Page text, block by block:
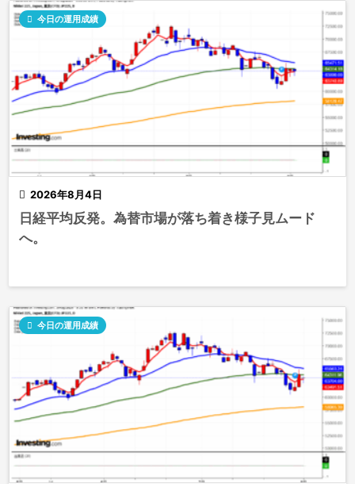
 2026年8月4日
 今日の運用成績
日経平均反発。為替市場が落ち着き様子見ムード
へ。
 今日の運用成績